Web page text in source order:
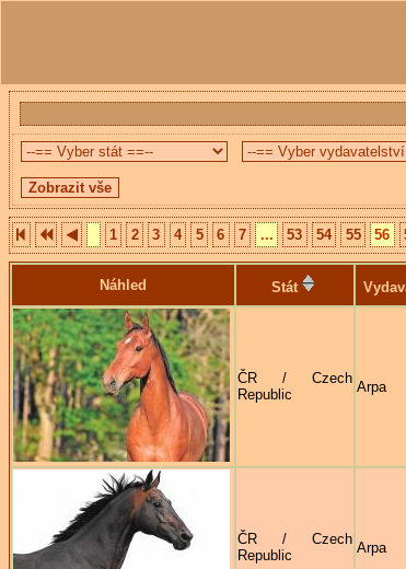
1 2 3 4 5 6 7 ... 53 54 55 56
Náhled Stát
ČR / Czech
Republic
Arpa
ČR / Czech
Republic
Arpa